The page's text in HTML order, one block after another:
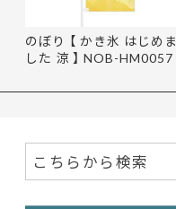
のぼり 【 かき氷 はじめま
した 涼 】 NOB-HM0057